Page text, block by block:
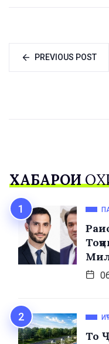
PREVIOUS POST
ХАБАРҲОИ
То